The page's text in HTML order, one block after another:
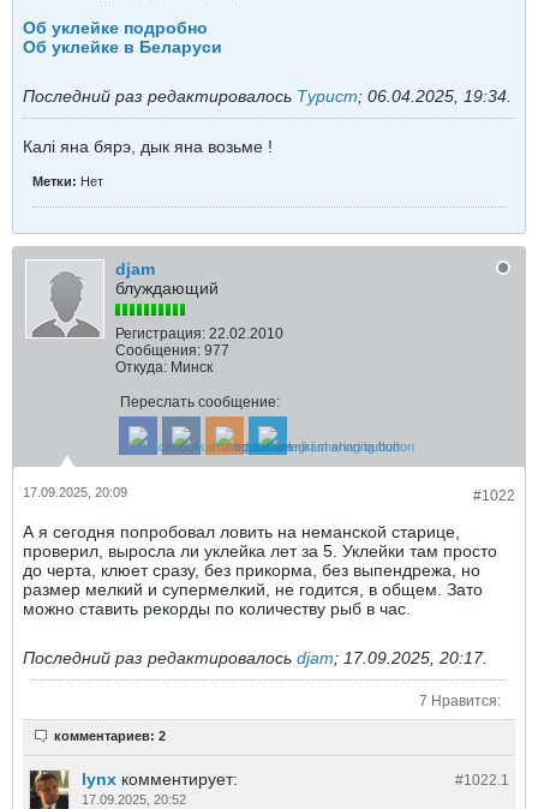
Об уклейке подробно
Об уклейке в Беларуси
Последний раз редактировалось Турист; 06.04.2025, 19:34
Калi яна бярэ, дык яна возьме !
Метки: Нет
djam
блуждающий
Регистрация: 22.02.2010
Сообщения: 977
Откуда: Минск
Переслать сообщение:
#1022
17.09.2025, 20:09
А я сегодня попробовал ловить на неманской старице,
проверил, выросла ли уклейка лет за 5. Уклейки там просто
до черта, клюет сразу, без прикорма, без выпендрежа, но
размер мелкий и супермелкий, не годится, в общем. Зато
можно ставить рекорды по количеству рыб в час.
Последний раз редактировалось djam; 17.09.2025, 20:17.
7 Нравится:
комментариев: 2
#1022.1
lynx комментирует:
17.09.2025, 20:52